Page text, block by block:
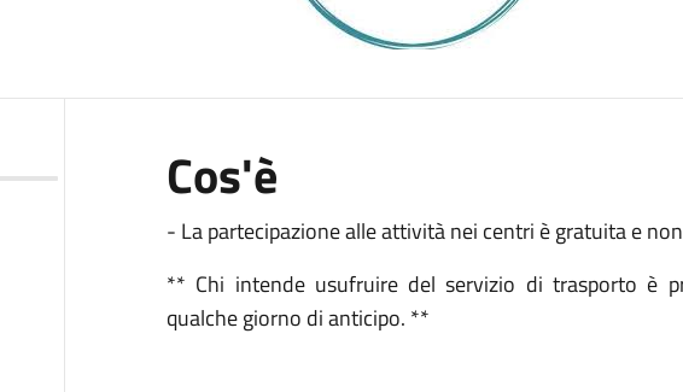
Cos'è
- La partecipazione alle attività nei centri è gratuita e
** Chi intende usufruire del servizio di trasporto è
qualche giorno di anticipo. **